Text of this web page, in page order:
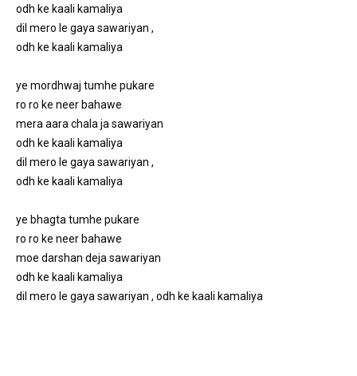
odh ke kaali kamaliya
dil mero le gaya sawariyan ,
odh ke kaali kamaliya
ye mordhwaj tumhe pukare
ro ro ke neer bahawe
mera aara chala ja sawariyan
odh ke kaali kamaliya
dil mero le gaya sawariyan ,
odh ke kaali kamaliya
ye bhagta tumhe pukare
ro ro ke neer bahawe
moe darshan deja sawariyan
odh ke kaali kamaliya
dil mero le gaya sawariyan , odh ke kaali kamaliya